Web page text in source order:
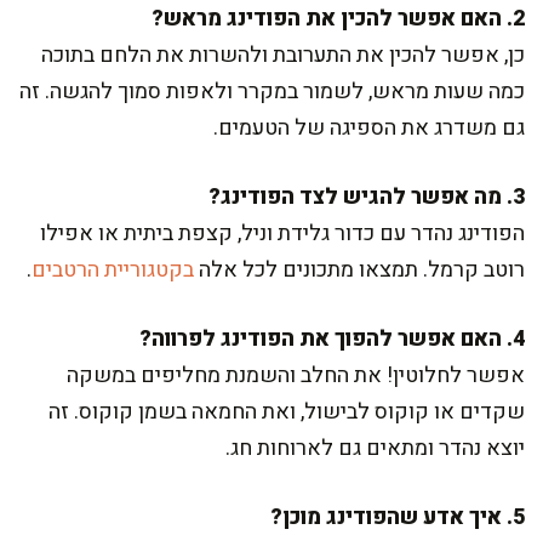
2. האם אפשר להכין את הפודינג מראש?
כן, אפשר להכין את התערובת ולהשרות את הלחם בתוכה
כמה שעות מראש, לשמור במקרר ולאפות סמוך להגשה. זה
גם משדרג את הספיגה של הטעמים.
3. מה אפשר להגיש לצד הפודינג?
הפודינג נהדר עם כדור גלידת וניל, קצפת ביתית או אפילו
רוטב קרמל. תמצאו מתכונים לכל אלהבקטגוריית הרטבים.
4. האם אפשר להפוך את הפודינג לפרווה?
אפשר לחלוטין! את החלב והשמנת מחליפים במשקה
שקדים או קוקוס לבישול, ואת החמאה בשמן קוקוס. זה
יוצא נהדר ומתאים גם לארוחות חג.
5. איך אדע שהפודינג מוכן?